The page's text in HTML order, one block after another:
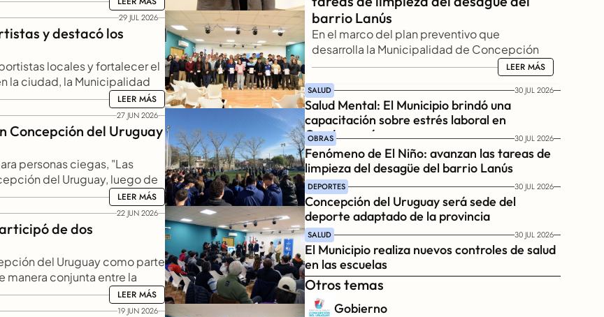
que presidió el 29 JUL 2026
y destacó los
locales y fortalecer el
la ciudad, la Municipalidad
entrega del aporte mensual
beneficia a 20 jóvenes
a la ciudad en
LEER MÁS
LEER MÁS
27 JUN 2026
Concepción del Uruguay
personas ciegas, "Las
del Uruguay, luego de
y actividades abiertas a
estudiantes, profesores y
de Concepción del
de Inclusión para Personas
LEER MÁS
LEER MÁS
22 JUN 2026
de dos
del Uruguay como parte
conjunta entre la
al desarrollo deportivo.
LEER MÁS
LEER MÁS
19 JUN 2026
barrio Lanús
En el marco del plan preventivo que
desarrolla la Municipalidad de Concepción
del Uruguay ante el escenario climático
previsto para los próximos meses, culminó la
primera etapa de limpieza integral del
desagüe conocido como "Pozo de Lanús",
ubicado en la intersección de avenida Italia y
Zubiaur.
LEER MÁS
LEER MÁS
SALUD 30 JUL 2026
Salud Mental: El Municipio brindó una
capacitación sobre estrés laboral en
Gendarmería
OBRAS 30 JUL 2026
Fenómeno de El Niño: avanzan las tareas de
limpieza del desagüe del barrio Lanús
DEPORTES 30 JUL 2026
Concepción del Uruguay será sede del
deporte adaptado de la provincia
SALUD 30 JUL 2026
El Municipio realiza nuevos controles de salud
en las escuelas
Otros temas
Gobierno